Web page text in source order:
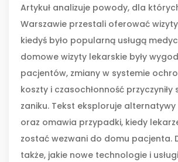
Artykuł analizuje powody, dla
Warszawie przestali oferować
kiedyś było popularną usługą
domowe wizyty lekarskie były
pacjentów, zmiany w systemie
koszty i czasochłonność przyczyniły
zaniku. Tekst eksploruje
oraz omawia przypadki, kiedy
zostać wezwani do domu pacjenta.
także, jakie nowe technologie i